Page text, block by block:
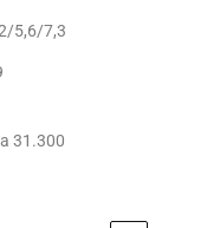
5,6/7,3
31.300